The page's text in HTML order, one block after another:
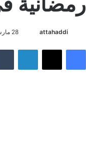
attahaddi
ل
28 مارس 2025
فيسبوك لينكدإن